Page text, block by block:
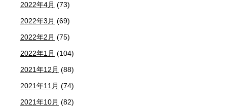
2022年4月 (73)
2022年3月 (69)
2022年2月 (75)
2022年1月 (104)
2021年12月 (88)
2021年11月 (74)
2021年10月 (82)